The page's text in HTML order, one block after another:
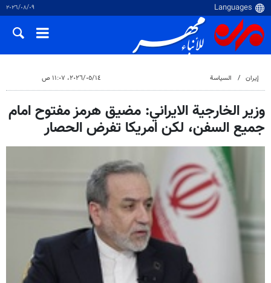
٠٩‏/٠٨‏/٢٠٢٦
إيران السياسة ١٤‏/٠٥‏/٢٠٢٦، ١١:٠٧ ص
وزير الخارجية الايراني: مضيق هرمز مفتوح امام
جميع السفن، لكن امريكا تفرض الحصار